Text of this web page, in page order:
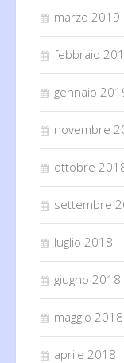
marzo 2019
febbraio
gennaio
novembre
ottobre
settembre
luglio 2018
giugno 2018
maggio 2018
aprile 2018